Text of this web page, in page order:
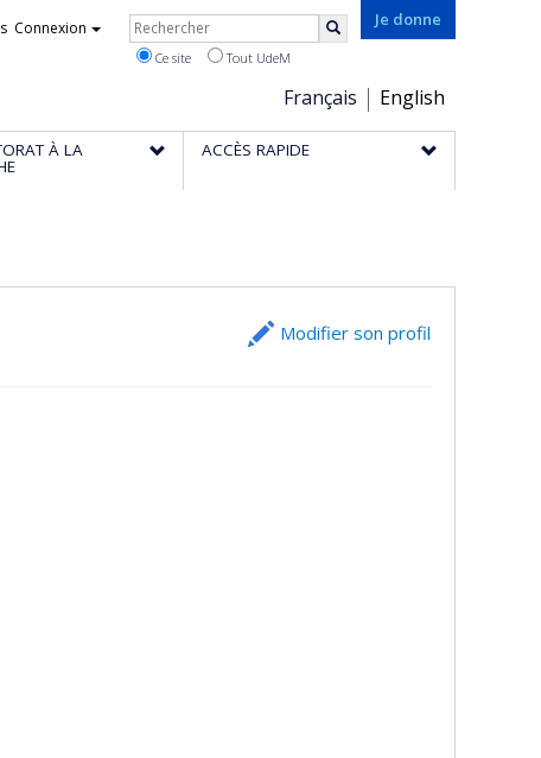
Je donne
Choix
de
la
Français English
Connexion Rechercher
Ce site Tout UdeM
À LA ACCÈS RAPIDE
Modifier son profil